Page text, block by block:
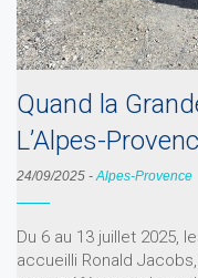
Quand la
L’Alpes-
24/09/2025 -Alpes-Provence
Du 6 au 13 juillet 2025,
accueilli Ronald